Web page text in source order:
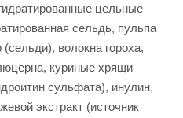
цельные
сельдь, пульпа
волокна гороха,
куриные хрящи
сульфата), инулин,
экстракт (источник